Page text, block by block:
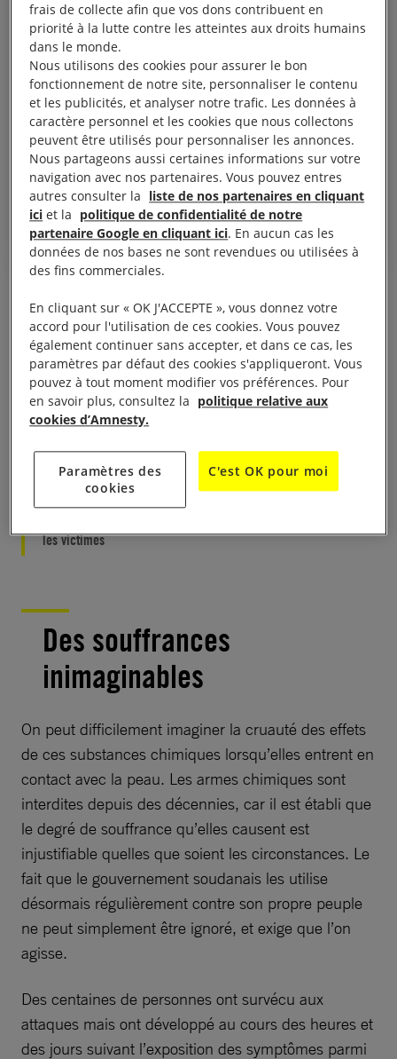
même après avoir pris des
médicaments […] Le bébé ne se
remet pas […] il a la peau enflée
[…] il a des cloques et des
lésions […] ils ont dit que son
état s'arrangerait […] mais ça
ne marche pas. »
Une mère soudanaise d’une vingtaine d’année
Il est difficile de mettre des mots sur l’ampleur et la
brutalité de ces attaques. Les images et les vidéos
que nous avons vues dans le cadre de nos
recherches sont vraiment choquantes ; dans l’une
d’elles, un jeune enfant hurle de douleur avant de
mourir ; de nombreuses photos montrent de jeunes
enfants couverts de lésions et de cloques. Certains
ne pouvaient pas respirer et vomissaient du sang.
les victimes
Des souffrances
inimaginables
On peut difficilement imaginer la cruauté des effets
de ces substances chimiques lorsqu’elles entrent en
contact avec la peau. Les armes chimiques sont
interdites depuis des décennies, car il est établi que
le degré de souffrance qu’elles causent est
injustifiable quelles que soient les circonstances. Le
fait que le gouvernement soudanais les utilise
désormais régulièrement contre son propre peuple
ne peut simplement être ignoré, et exige que l’on
agisse.
Des centaines de personnes ont survécu aux
attaques mais ont développé au cours des heures et
des jours suivant l’exposition des symptômes parmi
frais de collecte afin que vos dons contribuent en
priorité à la lutte contre les atteintes aux droits humains
dans le monde.
Nous utilisons des cookies pour assurer le bon
fonctionnement de notre site, personnaliser le contenu
et les publicités, et analyser notre trafic. Les données à
caractère personnel et les cookies que nous collectons
peuvent être utilisés pour personnaliser les annonces.
Nous partageons aussi certaines informations sur votre
navigation avec nos partenaires. Vous pouvez entres
autres consulter la liste de nos partenaires en cliquant
ici et la politique de confidentialité de notre
partenaire Google en cliquant ici. En aucun cas les
données de nos bases ne sont revendues ou utilisées à
des fins commerciales.
En cliquant sur « OK J'ACCEPTE », vous donnez votre
accord pour l'utilisation de ces cookies. Vous pouvez
également continuer sans accepter, et dans ce cas, les
paramètres par défaut des cookies s'appliqueront. Vous
pouvez à tout moment modifier vos préférences. Pour
en savoir plus, consultez la politique relative aux
cookies d’Amnesty.
Paramètres des
cookies
C'est OK pour moi